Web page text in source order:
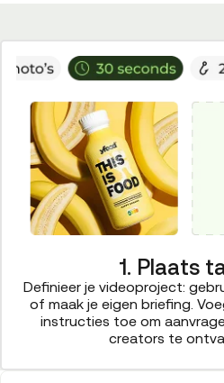
1. Plaats
Definieer je videoproject:
of maak je eigen briefing.
instructies toe om
creators te